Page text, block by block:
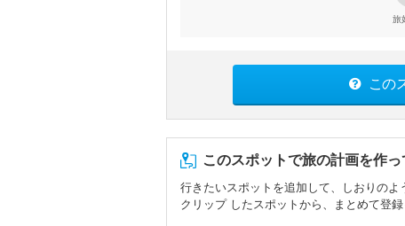
旅
この
このスポットで旅の計画を作っ
行きたいスポットを追加して、しおりのよ
クリップ したスポットから、まとめて登録